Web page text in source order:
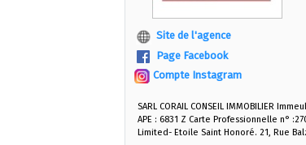
Site de l'agence
Page Facebook
Compte Instagram
SARL CORAIL CONSEIL IMMOBILIER
APE : 6831 Z Carte Professionnelle n°
Limited- Etoile Saint Honoré. 21, Rue